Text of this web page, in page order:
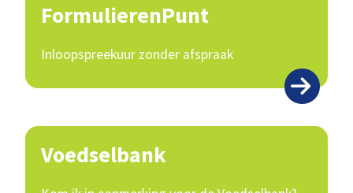
FormulierenPunt
Inloopspreekuur zonder afspraak
Voedselbank